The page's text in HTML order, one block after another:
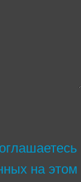
на этом